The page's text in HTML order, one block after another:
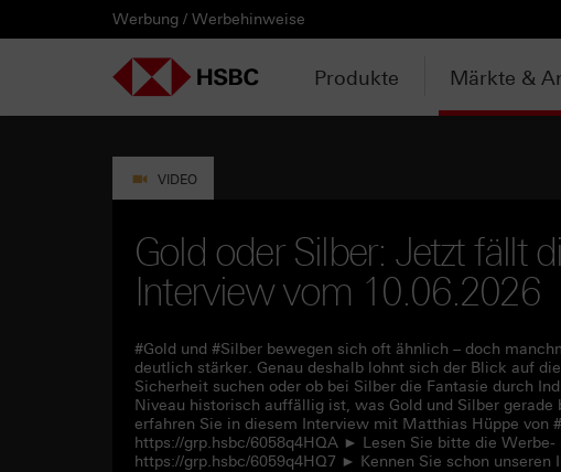
PRODUKTE
HEBELPRODUKTE
MÄRKTE & ANALYSEN
WISSEN & TOOLS
KONTAKT & SERVICE
DOWNLOADCENTER
LÄNDERAUSWAHL
Deutschland
AUSGEWÄHLTE SEITEN
HEBELPRODUKTE
Knock-out-Produkte
Weitere Hebelprodukte
Ausgestoppte Produkte
Intraday-Emissionen
ANLAGEPRODUKTE
Aktien- / Indexanleihen
Discount-Zertifikate
Express-Zertifikate
Kapitalschutz-Produkte
Sprint-Zertifikate
Strategie- / Basket- /
Themenzertifikate
AKTUELLES
Anpassungen / Kündigungen
Neuemissionen
ANALYSEN
Daily Trading
Trendkompass
Newsletter-Abonnement
VIDEOS
ntv-Zertifikate mit HSBC
Börse Stuttgart TV mit HSBC
Zertifikate Aktuell mit HSBC
WATCHLIST
Login / Zur Watchlist
WEBINARE
Webinartermine
WISSEN
kostenlose eBooks
Aktien- / Indexanleihen Rechner
Trendkompass
KONTAKT
Kontaktformular
SERVICE
Wir über uns
DOWNLOADCENTER
Basisprospekte /
Wertpapierbeschreibungen
Werbung / Werbehinweise
Produkte Märkte &
VIDEO
Gold oder Silber: Jetzt fällt
Interview vom 10.06.2026
#Gold und #Silber bewegen sich oft ähnlich – doch
deutlich stärker. Genau deshalb lohnt sich der Blick auf
Sicherheit suchen oder ob bei Silber die Fantasie durch
Niveau historisch auffällig ist, was Gold und Silber
erfahren Sie in diesem Interview mit Matthias Hüppe von
https://grp.hsbc/6058q4HQA ► Lesen Sie bitte die Werbe-
https://grp.hsbc/6059q4HQ7 ► Kennen Sie schon unseren